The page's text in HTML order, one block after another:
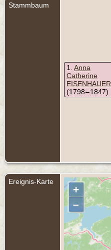
Stammbaum
1
Anna
Catherine
EISENHAUER
(1798 – 1847)
Ereignis-Karte
+
–